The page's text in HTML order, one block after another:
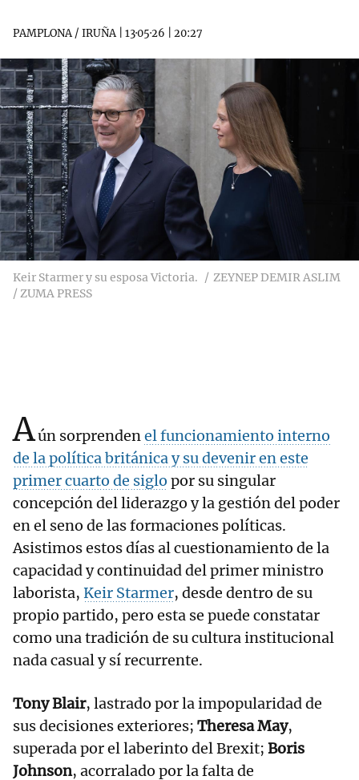
PAMPLONA / IRUÑA| 13·05·26 20:27
Keir Starmer y su esposa Victoria.
ZEYNEP DEMIR ASLIM
/ ZUMA PRESS
Aún sorprendenel funcionamiento interno
de la política británica y su devenir en este
primer cuarto de siglo por su singular
concepción del liderazgo y la gestión del poder
en el seno de las formaciones políticas.
Asistimos estos días al cuestionamiento de la
capacidad y continuidad del primer ministro
laborista, Keir Starmer, desde dentro de su
propio partido, pero esta se puede constatar
como una tradición de su cultura institucional
nada casual y sí recurrente.
Tony Blair, lastrado por la impopularidad de
sus decisiones exteriores; Theresa May,
superada por el laberinto del Brexit; Boris
Johnson, acorralado por la falta de